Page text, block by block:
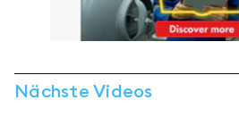
Nächste Videos